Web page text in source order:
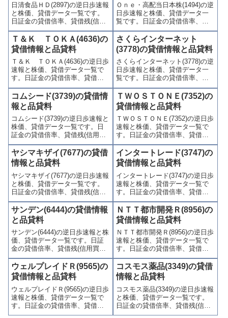
日清食品ＨＤ(2897)の逆日歩速報
と株価、貸借データ一覧です。
日証金の貸借倍率、貸借残(信用
買残、信用売残)、品貸料(逆日
歩)、東証の週末残高、規制(注意
喚起・申込停止)など、空売り関
連情報を集計し、図解でわかり
やすくまとめて掲載していま
す。
Ｏｎｅ・高配当日本株(1494)の逆
日歩速報と株価、貸借データ一
覧です。日証金の貸借倍率、貸
借残(信用買残、信用売残)、品貸
料(逆日歩)、東証の週末残高、規
制(注意喚起・申込停止)など、空
売り関連情報を集計し、図解で
わかりやすくまとめて掲載して
います。
Ｔ＆Ｋ ＴＯＫＡ(4636)の
貸借情報と品貸料
Ｔ＆Ｋ ＴＯＫＡ(4636)の逆日歩
速報と株価、貸借データ一覧で
す。日証金の貸借倍率、貸借残
(信用買残、信用売残)、品貸料
(逆日歩)、東証の週末残高、規制
(注意喚起・申込停止)など、空売
り関連情報を集計し、図解でわ
かりやすくまとめて掲載してい
ます。
さくらインターネット
(3778)の貸借情報と品貸料
さくらインターネット(3778)の逆
日歩速報と株価、貸借データ一
覧です。日証金の貸借倍率、貸
借残(信用買残、信用売残)、品貸
料(逆日歩)、東証の週末残高、規
制(注意喚起・申込停止)など、空
売り関連情報を集計し、図解で
わかりやすくまとめて掲載して
います。
コムシード(3739)の貸借情
報と品貸料
コムシード(3739)の逆日歩速報と
株価、貸借データ一覧です。日
証金の貸借倍率、貸借残(信用買
残、信用売残)、品貸料(逆日
歩)、東証の週末残高、規制(注意
喚起・申込停止)など、空売り関
連情報を集計し、図解でわかり
やすくまとめて掲載していま
す。
ＴＷＯＳＴＯＮＥ(7352)の
貸借情報と品貸料
ＴＷＯＳＴＯＮＥ(7352)の逆日歩
速報と株価、貸借データ一覧で
す。日証金の貸借倍率、貸借残
(信用買残、信用売残)、品貸料
(逆日歩)、東証の週末残高、規制
(注意喚起・申込停止)など、空売
り関連情報を集計し、図解でわ
かりやすくまとめて掲載してい
ます。
ヤシマキザイ(7677)の貸借
情報と品貸料
ヤシマキザイ(7677)の逆日歩速報
と株価、貸借データ一覧です。
日証金の貸借倍率、貸借残(信用
買残、信用売残)、品貸料(逆日
歩)、東証の週末残高、規制(注意
喚起・申込停止)など、空売り関
連情報を集計し、図解でわかり
やすくまとめて掲載していま
す。
インタートレード(3747)の
貸借情報と品貸料
インタートレード(3747)の逆日歩
速報と株価、貸借データ一覧で
す。日証金の貸借倍率、貸借残
(信用買残、信用売残)、品貸料
(逆日歩)、東証の週末残高、規制
(注意喚起・申込停止)など、空売
り関連情報を集計し、図解でわ
かりやすくまとめて掲載してい
ます。
サンデン(6444)の貸借情報
と品貸料
サンデン(6444)の逆日歩速報と株
価、貸借データ一覧です。日証
金の貸借倍率、貸借残(信用買
残、信用売残)、品貸料(逆日
歩)、東証の週末残高、規制(注意
喚起・申込停止)など、空売り関
連情報を集計し、図解でわかり
やすくまとめて掲載していま
す。
ＮＴＴ都市開発Ｒ(8956)の
貸借情報と品貸料
ＮＴＴ都市開発Ｒ(8956)の逆日歩
速報と株価、貸借データ一覧で
す。日証金の貸借倍率、貸借残
(信用買残、信用売残)、品貸料
(逆日歩)、東証の週末残高、規制
(注意喚起・申込停止)など、空売
り関連情報を集計し、図解でわ
かりやすくまとめて掲載してい
ます。
ウェルプレイドＲ(9565)の
貸借情報と品貸料
ウェルプレイドＲ(9565)の逆日歩
速報と株価、貸借データ一覧で
す。日証金の貸借倍率、貸借残
(信用買残、信用売残)、品貸料
コスモス薬品(3349)の貸借
情報と品貸料
コスモス薬品(3349)の逆日歩速報
と株価、貸借データ一覧です。
日証金の貸借倍率、貸借残(信用
買残、信用売残)、品貸料(逆日